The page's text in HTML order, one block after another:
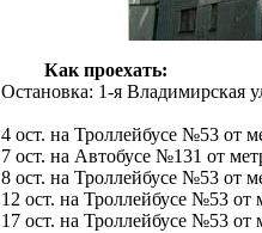
Как проехать:
Остановка: 1-я Владимирская
4 ост. на Троллейбусе №53 от
7 ост. на Автобусе №131 от
8 ост. на Троллейбусе №53 от
12 ост. на Троллейбусе №53
17 ост. на Троллейбусе №53 от